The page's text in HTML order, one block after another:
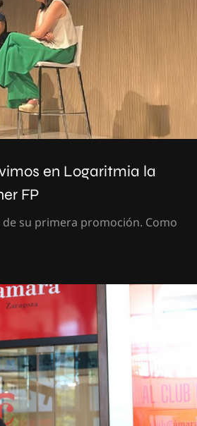
en Logaritmia la
FP
su primera promoción. Como